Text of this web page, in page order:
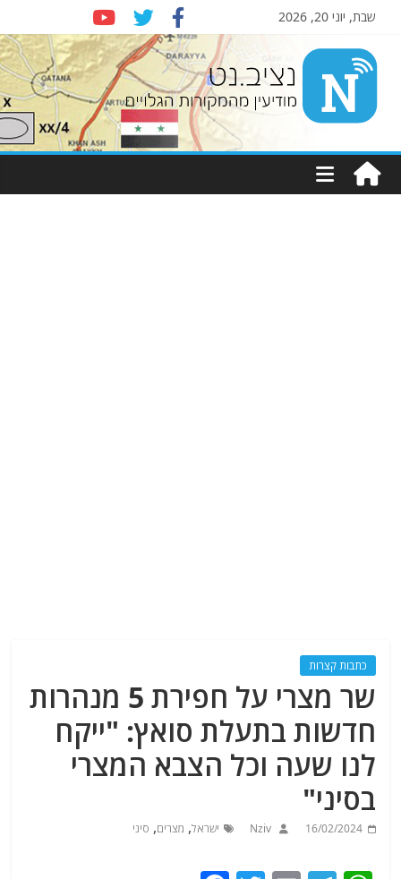
שבת, יוני 20, 2026
Nziv.net
מודיעין
מהמקורות
כתבות קצרות
שר מצרי על חפירת 5 מנהרות
חדשות בתעלת סואץ: "ייקח
לנו שעה וכל הצבא המצרי
בסיני"
16/02/2024
Nziv ישראל, מצרים, סיני